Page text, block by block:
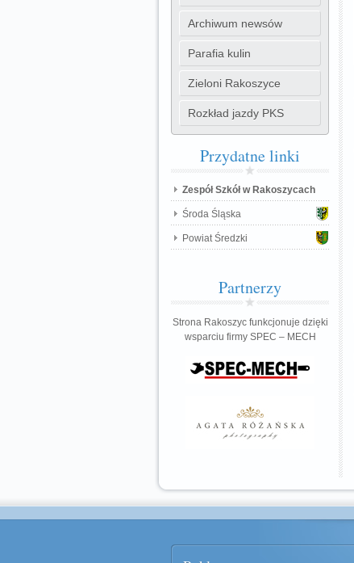
Archiwum newsów
Parafia kulin
Zieloni Rakoszyce
Rozkład jazdy PKS
Przydatnelinki
Zespół Szkół w Rakoszycach
Środa Śląska
Powiat Średzki
Partnerzy
Strona Rakoszyc funkcjonuje dzięki
wsparciu firmy SPEC – MECH